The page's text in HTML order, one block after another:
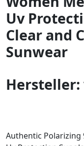
Uv
Clear and
Sunwear
Authentic Polarizing